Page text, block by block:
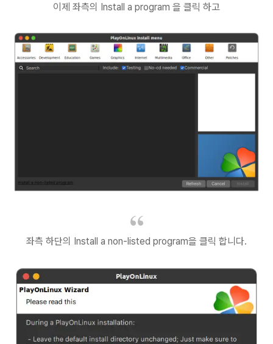
이제 좌측의 Install a program 을 클릭 하고
좌측 하단의 Install a non-listed program을 클릭 합니다.